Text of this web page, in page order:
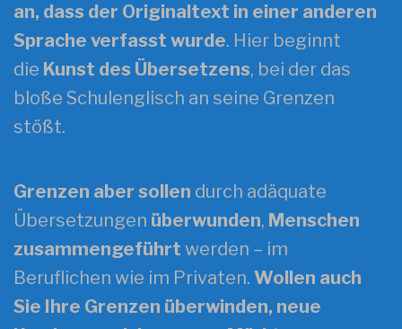
an, dass der Originaltext in einer anderen
Sprache verfasst wurde. Hier beginnt
die Kunst des Übersetzens, bei der das
bloße Schulenglisch an seine Grenzen
stößt.
Grenzen aber sollen durch adäquate
Übersetzungen überwunden, Menschen
zusammengeführt werden – im
Beruflichen wie im Privaten. Wollen auch
Sie Ihre Grenzen überwinden, neue